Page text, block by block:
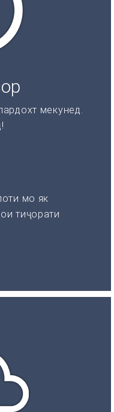
мекунед.
мо як
тиҷорати